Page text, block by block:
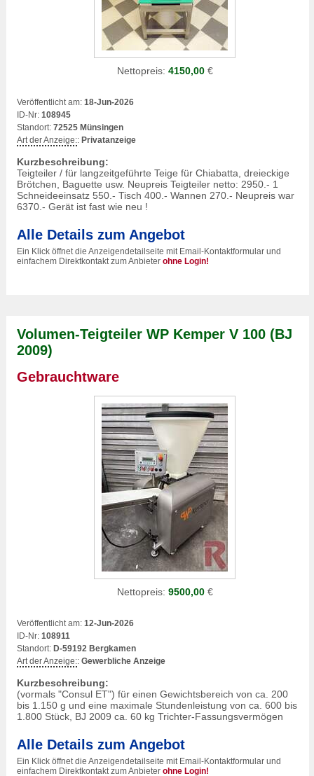
Nettopreis: 4150,00€
Veröffentlicht am: 18-Jun-2026
ID-Nr: 108945
Standort: 72525 Münsingen
Art der Anzeige:: Privatanzeige
Kurzbeschreibung:
Teigteiler / für langzeitgeführte Teige für Chiabatta, dreieckige
Brötchen, Baguette usw. Neupreis Teigteiler netto: 2950.- 1
Schneideeinsatz 550.- Tisch 400.- Wannen 270.- Neupreis war
6370.- Gerät ist fast wie neu !
Alle Details zum Angebot
Ein Klick öffnet die Anzeigendetailseite mit Email-Kontaktformular und
einfachem Direktkontakt zum Anbieter ohne Login!
Volumen-Teigteiler WP Kemper V 100 (BJ
2009)
Gebrauchtware
Nettopreis: 9500,00€
Veröffentlicht am: 12-Jun-2026
ID-Nr: 108911
Standort: D-59192 Bergkamen
Art der Anzeige:: Gewerbliche Anzeige
Kurzbeschreibung:
(vormals "Consul ET") für einen Gewichtsbereich von ca. 200
bis 1.150 g und eine maximale Stundenleistung von ca. 600 bis
1.800 Stück, BJ 2009 ca. 60 kg Trichter-Fassungsvermögen
Alle Details zum Angebot
Ein Klick öffnet die Anzeigendetailseite mit Email-Kontaktformular und
einfachem Direktkontakt zum Anbieter ohne Login!